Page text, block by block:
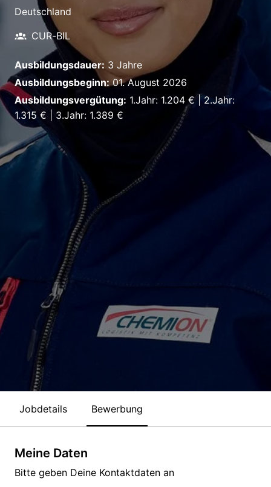
Deutschland
CUR-BIL
Ausbildungsdauer: 3 Jahre
Ausbildungsbeginn:01. August 2026
Ausbildungsvergütung: 1.Jahr: 1.204 € | 2.Jahr:
1.315 € | 3.Jahr: 1.389 €
Jobdetails Bewerbung
Meine Daten
Bitte geben Deine Kontaktdaten an